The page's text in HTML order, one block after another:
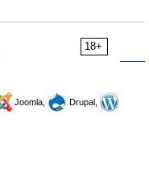
18+
Joomla,
Drupal,